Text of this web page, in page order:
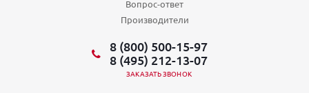
Вопрос-ответ
Производители
8 (800) 500-15-97
8 (495) 212-13-07
ЗАКАЗАТЬ ЗВОНОК